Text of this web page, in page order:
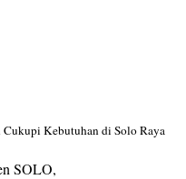
Kebutuhan di Solo Raya
SOLO,